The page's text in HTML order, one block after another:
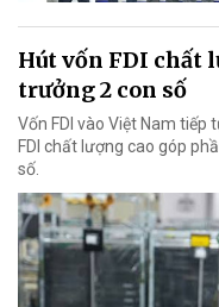
Hút vốn FDI chất
trưởng 2 con số
Vốn FDI vào Việt Nam
FDI chất lượng cao góp
số.